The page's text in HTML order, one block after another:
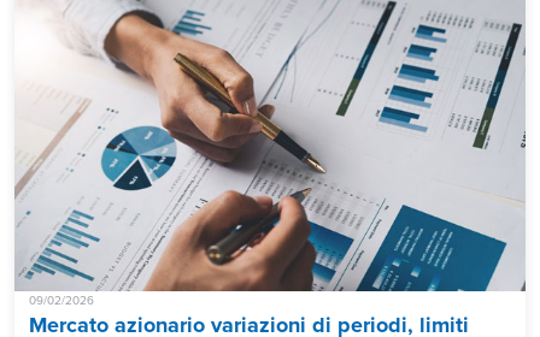
09/02/2026
Mercato azionario variazioni di periodi, limiti